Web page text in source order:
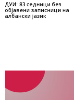
ДУИ: 83 седници без
објавени записници на
албански јазик